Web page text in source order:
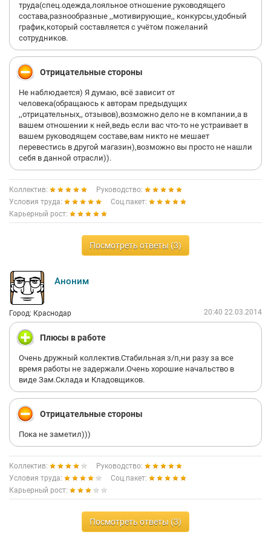
труда(спец.одежда,лояльное отношение руководящего
состава,разнообразные ,,мотивирующие,, конкурсы,удобный
график,который составляется с учётом пожеланий
сотрудников.
Отрицательные стороны
Не наблюдается) Я думаю, всё зависит от
человека(обращаюсь к авторам предыдущих
,,отрицательных,, отзывов),возможно дело не в компании,а в
вашем отношении к ней,ведь если вас что-то не устраивает в
вашем руководящем составе,вам никто не мешает
перевестись в другой магазин),возможно вы просто не нашли
себя в данной отрасли)).
Коллектив:
Руководство:
Условия труда:
Соц.пакет:
Карьерный рост:
Посмотреть ответы (3)
Аноним
Город: Краснодар 20:40 22.03.2014
Плюсы в работе
Очень дружный коллектив.Стабильная з/п,ни разу за все
время работы не задержали.Очень хорошие начальство в
виде Зам.Склада и Кладовщиков.
Отрицательные стороны
Пока не заметил)))
Коллектив:
Руководство:
Условия труда:
Соц.пакет:
Карьерный рост:
Посмотреть ответы (3)